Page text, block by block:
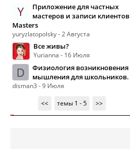
Y
Приложение для частных
мастеров и записи клиентов
Masters
yuryzlatopolsky - 2 Августа
Все живы?
Yurianna - 16 Июля
D
Физиология возникновения
мышления для школьников.
disman3 - 9 Июля
<<
темы 1 - 5 >>